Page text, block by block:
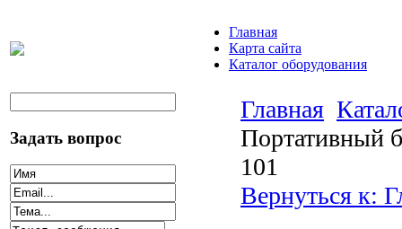
Главная
Карта сайта
Каталог оборудования
Задать вопрос
Главная
Портативный
101
Вернуться к: